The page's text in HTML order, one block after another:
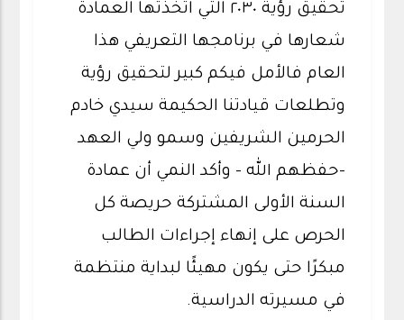
تحقيق رؤية ٢٠٣٠ التي اتخذتها العمادة
شعارها في برنامجها التعريفي هذا
العام فالأمل فيكم كبير لتحقيق رؤية
وتطلعات قيادتنا الحكيمة سيدي خادم
الحرمين الشريفين وسمو ولي العهد
-حفظهم الله - وأكد النمي أن عمادة
السنة الأولى المشتركة حريصة كل
الحرص على إنهاء إجراءات الطالب
مبكرًا حتى يكون مهيئًا لبداية منتظمة
في مسيرته الدراسية.